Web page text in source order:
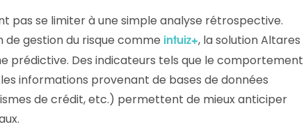
pas se limiter à une simple analyse rétrospective.
gestion du risque comme intuiz+, la solution Altares
prédictive. Des indicateurs tels que le comportement
informations provenant de bases de données
de crédit, etc.) permettent de mieux anticiper